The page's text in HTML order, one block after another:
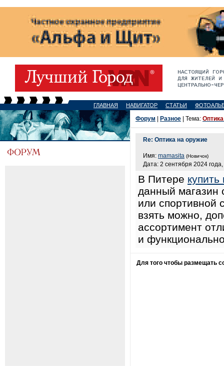
ГЛАВНАЯ НАВИГАТОР СТАТЬИ
Форум Разное | Тема:
Re: Оптика на оружие
Имя: mamasita (Новичок)
Дата: 2 сентября 2024
В Питере купить
данный магазин
или спортивной
взять можно,
ассортимент
и
Для того чтобы размещать